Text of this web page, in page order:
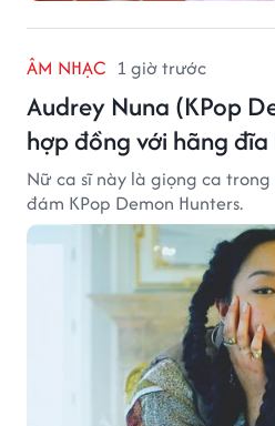
ÂM NHẠC 1 giờ trước
Audrey Nuna (KPop
hợp đồng với hãng
Nữ ca sĩ này là giọng ca
đám KPop Demon Hunters.